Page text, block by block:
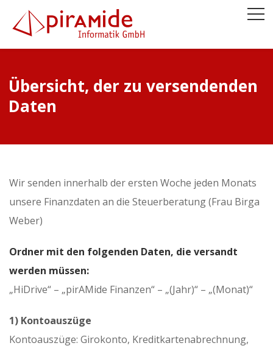
Übersicht, der zu versendenden
Daten
Wir senden innerhalb der ersten Woche jeden Monats
unsere Finanzdaten an die Steuerberatung (Frau Birga
Weber)
Ordner mit den folgenden Daten, die versandt
werden müssen:
„HiDrive“ – „pirAMide Finanzen“ – „(Jahr)“ – „(Monat)“
1) Kontoauszüge
Kontoauszüge: Girokonto, Kreditkartenabrechnung,